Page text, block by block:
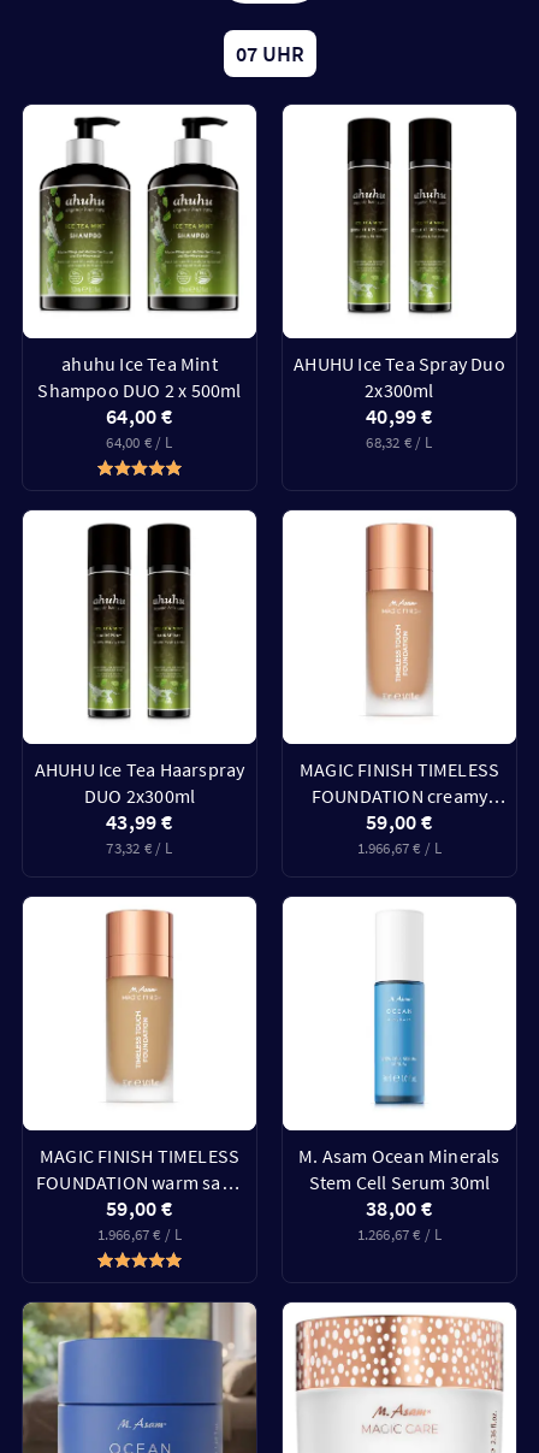
07 UHR
ahuhu Ice Tea Mint
Shampoo DUO 2 x 500ml
64,00 €
64,00 € / L
AHUHU Ice Tea Spray Duo
2x300ml
40,99 €
68,32 € / L
AHUHU Ice Tea Haarspray
DUO 2x300ml
43,99 €
73,32 € / L
MAGIC FINISH TIMELESS
FOUNDATION creamy
nude 30ml
59,00 €
1.966,67 € / L
MAGIC FINISH TIMELESS
FOUNDATION warm sand
30ml
59,00 €
1.966,67 € / L
M. Asam Ocean Minerals
Stem Cell Serum 30ml
38,00 €
1.266,67 € / L